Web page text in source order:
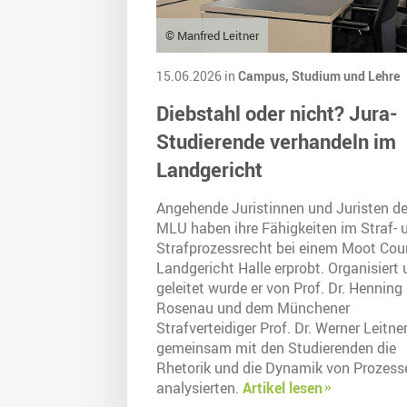
© Manfred Leitner
15.06.2026 in Campus, Studium und Lehre
Diebstahl oder nicht? Jura-
Studierende verhandeln im
Landgericht
Angehende Juristinnen und Juristen
MLU haben ihre Fähigkeiten im Straf-
Strafprozessrecht bei einem Moot
Landgericht Halle erprobt. Organisiert
geleitet wurde er von Prof. Dr. Henning
Rosenau und dem Münchener
Strafverteidiger Prof. Dr. Werner
gemeinsam mit den Studierenden die
Rhetorik und die Dynamik von
analysierten. Artikel lesen